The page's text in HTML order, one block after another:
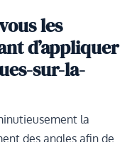
les
d’appliquer
sur-la-
la
des angles afin de